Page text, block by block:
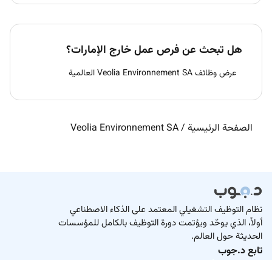
هل تبحث عن فرص عمل خارج الإمارات؟
عرض وظائف Veolia Environnement SA العالمية
الصفحة الرئيسية /
Veolia Environnement SA
نظام التوظيف التشغيلي المعتمد على الذكاء الاصطناعي
أولاً، الذي يوحّد ويؤتمت دورة التوظيف بالكامل للمؤسسات
الحديثة حول العالم.
تابع د.جوب